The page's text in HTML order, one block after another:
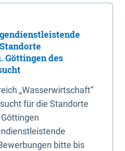
Göttingen des
„Wasserwirtschaft“
für die Standorte
bitte bis